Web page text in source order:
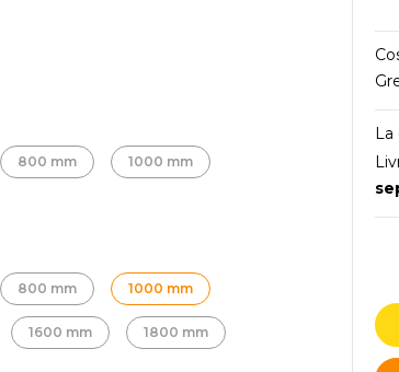
800 mm 1000 mm
800 mm 1000 mm
1600 mm 1800 mm
La